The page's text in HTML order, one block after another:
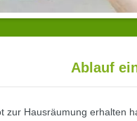
Ablauf
zur Hausräumung erhalten